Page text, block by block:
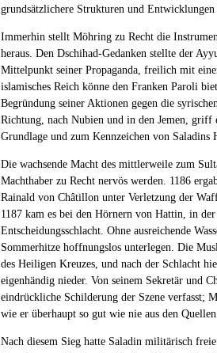
grundsätzlichere Strukturen und
Immerhin stellt Möhring zu Recht die
heraus. Den Dschihad-Gedanken stellte der
Mittelpunkt seiner Propaganda, freilich mit
islamisches Reich könne den Franken Paroli
Begründung seiner Aktionen gegen die
Richtung, nach Nubien und in den Jemen,
Grundlage und zum Kennzeichen von Saladins
Die wachsende Macht des mittlerweile zum
Machthaber zu Recht nervös werden. 1186
Rainald von Châtillon unter Verletzung der
1187 kam es bei den Hörnern von Hattin, in der
Entscheidungsschlacht. Ohne ausreichende
Sommerhitze hoffnungslos unterlegen. Die
des Heiligen Kreuzes, und nach der Schlacht
eigenhändig nieder. Von seinem Sekretär und
eindrückliche Schilderung der Szene verfasst;
wie er überhaupt so gut wie nie aus den
Nach diesem Sieg hatte Saladin militärisch